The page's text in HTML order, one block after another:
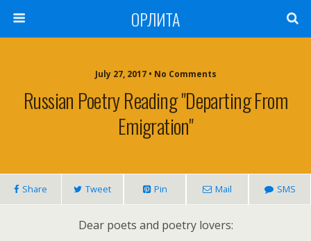
ОРЛИТА
July 27, 2017 • No Comments
Russian Poetry Reading "Departing From
Emigration"
Share Tweet Pin Mail SMS
Dear poets and poetry lovers: